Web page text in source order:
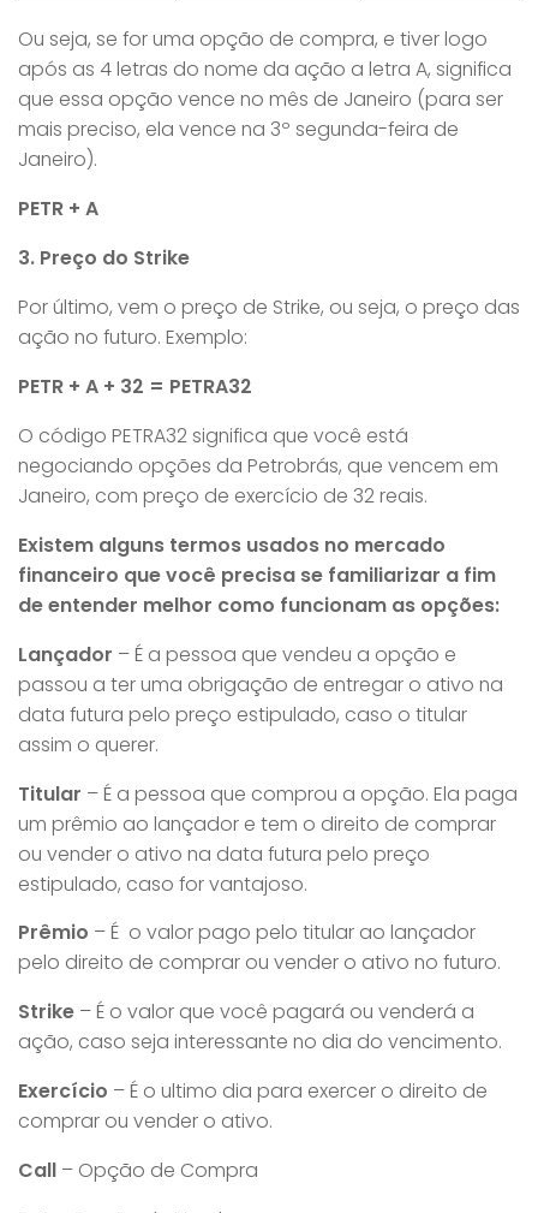
Ou seja, se for uma opção de compra, e tiver logo
após as 4 letras do nome da ação a letra A, significa
que essa opção vence no mês de Janeiro (para ser
mais preciso, ela vence na 3º segunda-feira de
Janeiro).
PETR + A
3. Preço do Strike
Por último, vem o preço de Strike, ou seja, o preço das
ação no futuro. Exemplo:
PETR + A + 32 = PETRA32
O código PETRA32 significa que você está
negociando opções da Petrobrás, que vencem em
Janeiro, com preço de exercício de 32 reais.
Existem alguns termos usados no mercado
financeiro que você precisa se familiarizar a fim
de entender melhor como funcionam as opções:
Lançador – É a pessoa que vendeu a opção e
passou a ter uma obrigação de entregar o ativo na
data futura pelo preço estipulado, caso o titular
assim o querer.
Titular – É a pessoa que comprou a opção. Ela paga
um prêmio ao lançador e tem o direito de comprar
ou vender o ativo na data futura pelo preço
estipulado, caso for vantajoso.
Prêmio – É o valor pago pelo titular ao lançador
pelo direito de comprar ou vender o ativo no futuro.
Strike – É o valor que você pagará ou venderá a
ação, caso seja interessante no dia do vencimento.
Exercício – É o ultimo dia para exercer o direito de
comprar ou vender o ativo.
Call – Opção de Compra